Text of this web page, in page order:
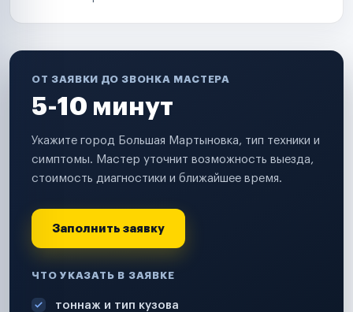
ОТ ЗАЯВКИ ДО ЗВОНКА МАСТЕРА
5-10 минут
Укажите город Большая Мартыновка, тип техники и
симптомы. Мастер уточнит возможность выезда,
стоимость диагностики и ближайшее время.
Заполнить заявку
ЧТО УКАЗАТЬ В ЗАЯВКЕ
тоннаж и тип кузова